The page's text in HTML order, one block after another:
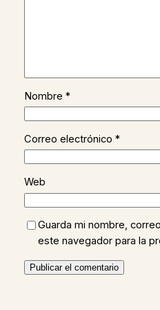
Nombre *
Correo electrónico *
Web
Guarda mi nombre,
este navegador para la